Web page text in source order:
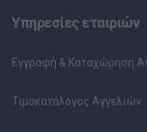
Υπηρεσίες εταιριών
Εγγραφή & Καταχώρηση
Τιμοκατάλογος Αγγελιών